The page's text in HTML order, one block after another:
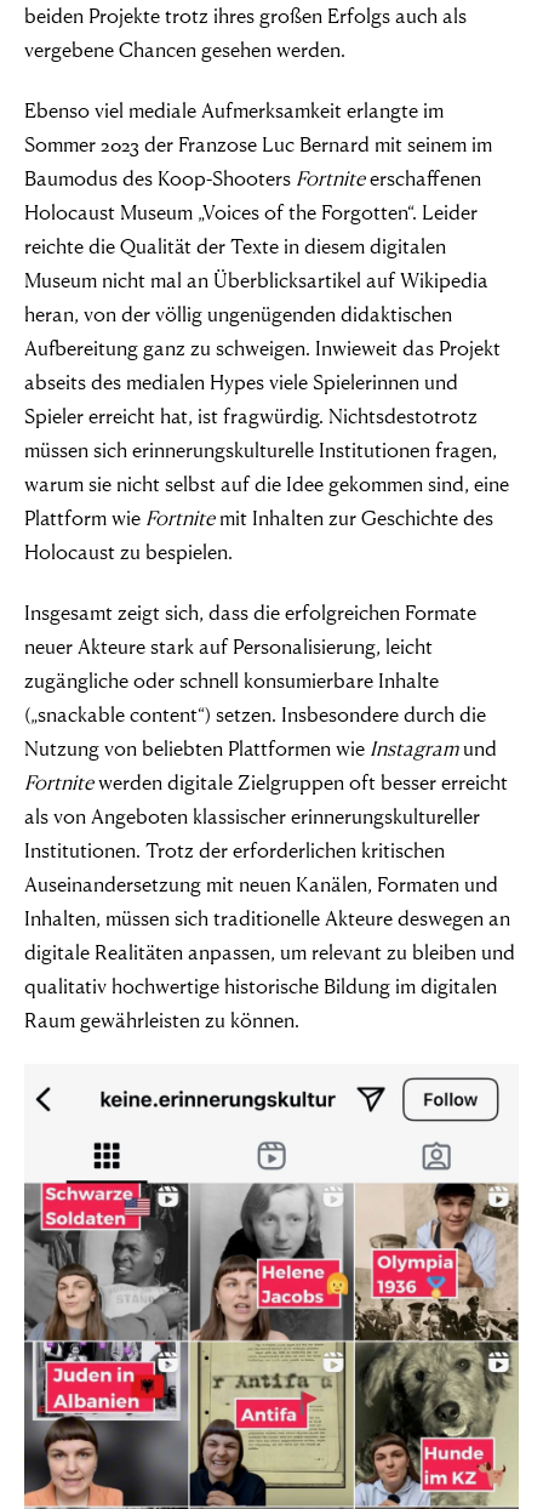
beiden Projekte trotz ihres großen Erfolgs auch als
vergebene Chancen gesehen werden.
Ebenso viel mediale Aufmerksamkeit erlangte im
Sommer 2023 der Franzose Luc Bernard mit seinem im
Baumodus des Koop-Shooters Fortniteerschaffenen
Holocaust Museum „Voices of the Forgotten“. Leider
reichte die Qualität der Texte in diesem digitalen
Museum nicht mal an Überblicksartikel auf Wikipedia
heran, von der völlig ungenügenden didaktischen
Aufbereitung ganz zu schweigen. Inwieweit das Projekt
abseits des medialen Hypes viele Spielerinnen und
Spieler erreicht hat, ist fragwürdig. Nichtsdestotrotz
müssen sich erinnerungskulturelle Institutionen fragen,
warum sie nicht selbst auf die Idee gekommen sind, eine
Plattform wie Fortnitemit Inhalten zur Geschichte des
Holocaust zu bespielen.
Insgesamt zeigt sich, dass die erfolgreichen Formate
neuer Akteure stark auf Personalisierung, leicht
zugängliche oder schnell konsumierbare Inhalte
(„snackable content“) setzen. Insbesondere durch die
Nutzung von beliebten Plattformen wie Instagramund
Fortnitewerden digitale Zielgruppen oft besser erreicht
als von Angeboten klassischer erinnerungskultureller
Institutionen. Trotz der erforderlichen kritischen
Auseinandersetzung mit neuen Kanälen, Formaten und
Inhalten, müssen sich traditionelle Akteure deswegen an
digitale Realitäten anpassen, um relevant zu bleiben und
qualitativ hochwertige historische Bildung im digitalen
Raum gewährleisten zu können.